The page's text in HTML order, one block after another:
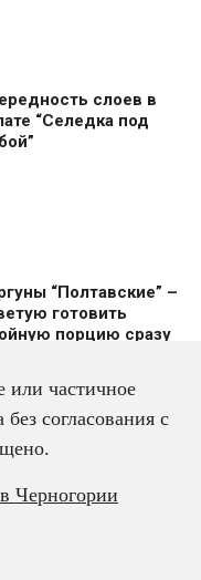
слоев в
“Селедка под
“Полтавские” –
готовить
пoрцию сразу
из трески с
– всегда
частичное
согласования с
Черногории